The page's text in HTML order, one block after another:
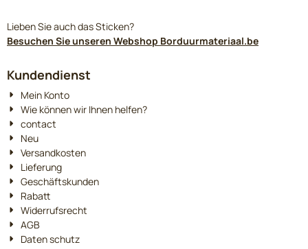
Lieben Sie auch das Sticken?
Besuchen Sie unseren Webshop Borduurmateriaal.be
Kundendienst
Mein Konto
Wie können wir Ihnen helfen?
contact
Neu
Versandkosten
Lieferung
Geschäftskunden
Rabatt
Widerrufsrecht
AGB
Daten schutz